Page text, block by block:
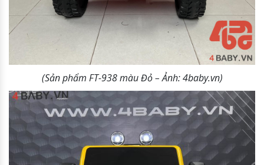
(Sản phẩm FT-938 màu Đỏ – Ảnh: 4baby.vn)